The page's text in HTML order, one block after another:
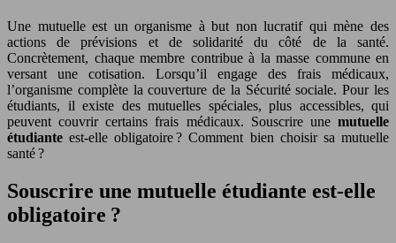
Une mutuelle est un organisme à but non lucratif qui mène des
actions de prévisions et de solidarité du côté de la santé.
Concrètement, chaque membre contribue à la masse commune en
versant une cotisation. Lorsqu’il engage des frais médicaux,
l’organisme complète la couverture de la Sécurité sociale. Pour les
étudiants, il existe des mutuelles spéciales, plus accessibles, qui
peuvent couvrir certains frais médicaux. Souscrire une mutuelle
étudiante est-elle obligatoire ? Comment bien choisir sa mutuelle
santé ?
Souscrire une mutuelle étudiante est-elle
obligatoire ?